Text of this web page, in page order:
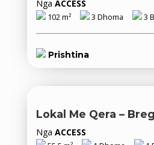
Nga ACCESS
102 m² 3 Dhoma 3
Prishtina
Lokal Me Qera –
Nga ACCESS